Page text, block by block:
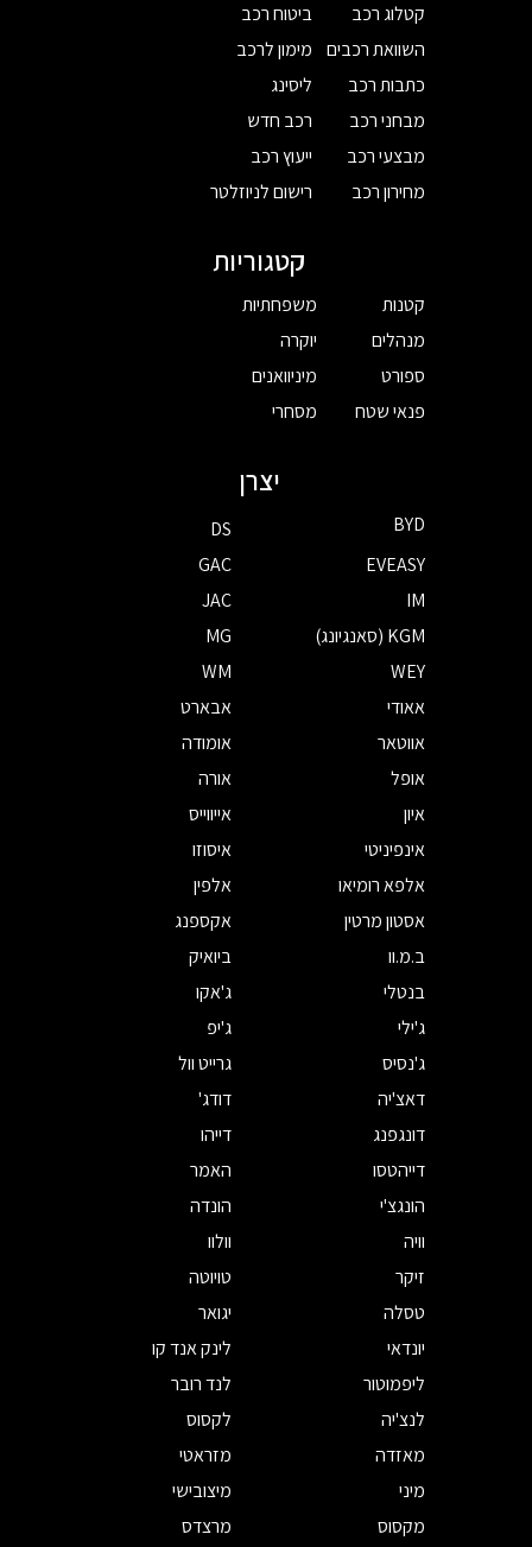
קטלוג רכב
השוואת רכבים
כתבות רכב
מבחני רכב
מבצעי רכב
מחירון רכב
ביטוח רכב
מימון לרכב
ליסינג
רכב חדש
ייעוץ רכב
רישום לניוזלטר
קטגוריות
קטנות
מנהלים
ספורט
פנאי שטח
משפחתיות
יוקרה
מיניוואנים
מסחרי
יצרן
BYD
DS
EVEASY
GAC
IM
JAC
KGM (סאנגיונג)
MG
WEY
WM
אאודי
אבארט
אווטאר
אומודה
אופל
אורה
איון
אייווייס
אינפיניטי
איסוזו
אלפא רומיאו
אלפין
אסטון מרטין
אקספנג
ב.מ.וו
ביואיק
בנטלי
ג'אקו
ג'ילי
ג'יפ
ג'נסיס
גרייט וול
דאצ'יה
דודג'
דונגפנג
דייהו
דייהטסו
האמר
הונגצ'י
הונדה
וויה
וולוו
זיקר
טויוטה
טסלה
יגואר
יונדאי
לינק אנד קו
ליפמוטור
לנד רובר
לנצ'יה
לקסוס
מאזדה
מזראטי
מיני
מיצובישי
מקסוס
מרצדס